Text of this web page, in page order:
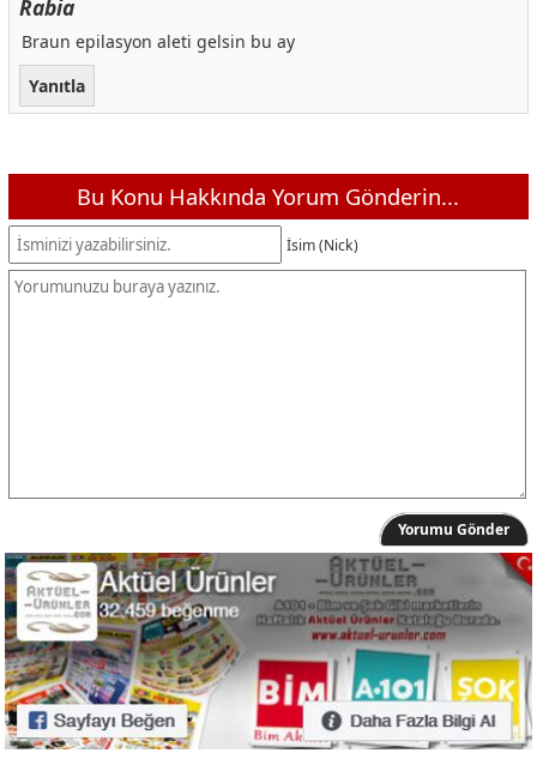
Erkek Şort Kargo Cepli
Erkek Ham Bez Tek Alt
349,00 TL
Erkek Ham Bez Şort (Büyük Beden)
279,00 TL
Erkek Ham Bez Şort
Erkek Ham Bez Şort Kargo Cepli
LG 55QNED86A6A 4K Ultra HD 55" 140 Ekran Uydu Alıcılı
48999,00 TL
Samsung Odyssey G4 25" Full HD IPS Led Monitör6699,00 TL
JBL Clip5 Bluetooth Hoparlör IP67
2999,00 TL
LG 65QNED86T6A 4K Ultra HD 65" 165 Ekran Uydu Alıcılı
59999,00 TL
LG 75QNED86T6A 4K Ultra HD 75" 190 Ekran Uydu Alıcılı
74999,00 TL
Altus ALK 1260 12000 BTU Duvar Tipi Klima
24999,00 TL
Altus AL 445 NIX Bulaşık Makinesi
16999,00 TL
Rabia
Braun epilasyon aleti gelsin bu ay
Yanıtla
Bu Konu Hakkında Yorum Gönderin...
İsim (Nick)
Yorumu Gönder